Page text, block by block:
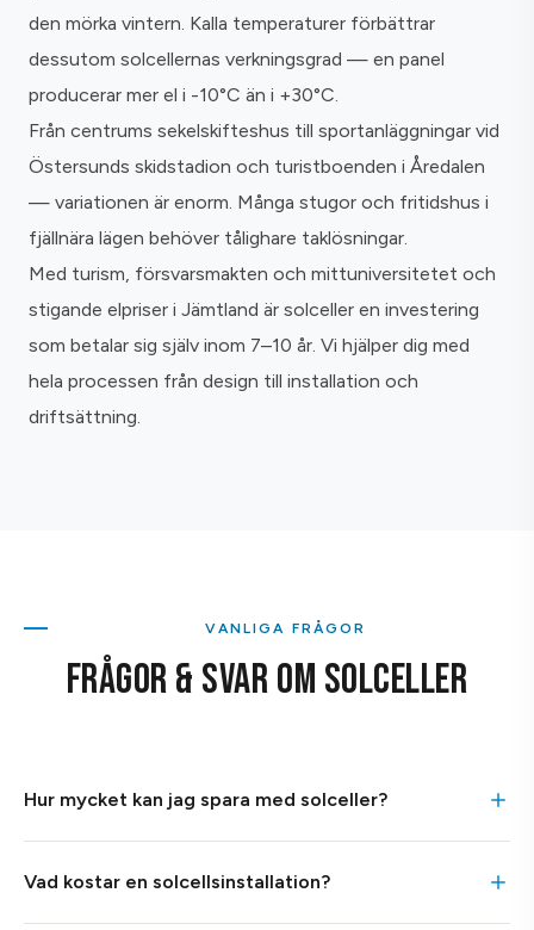
den mörka vintern. Kalla temperaturer förbättrar
dessutom solcellernas verkningsgrad — en panel
producerar mer el i -10°C än i +30°C.
Från centrums sekelskifteshus till sportanläggningar vid
Östersunds skidstadion och turistboenden i Åredalen
— variationen är enorm. Många stugor och fritidshus i
fjällnära lägen behöver tålighare taklösningar.
Med turism, försvarsmakten och mittuniversitetet och
stigande elpriser i Jämtland är solceller en investering
som betalar sig själv inom 7–10 år. Vi hjälper dig med
hela processen från design till installation och
driftsättning.
VANLIGA FRÅGOR
FRÅGOR & SVAR OM SOLCELLER
Hur mycket kan jag spara med solceller?
sparar per år på elräkningen beror på storlek, placering och
elanvändning. Med nuvarande elpriser och skattereduktion
Vad kostar en solcellsinstallation?